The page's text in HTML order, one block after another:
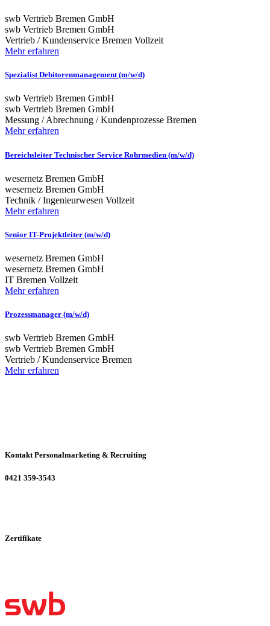
swb Vertrieb Bremen GmbH
swb Vertrieb Bremen GmbH
Vertrieb / Kundenservice Bremen Vollzeit
Mehr erfahren
Spezialist Debitorenmanagement (m/w/d)
swb Vertrieb Bremen GmbH
swb Vertrieb Bremen GmbH
Messung / Abrechnung / Kundenprozesse Bremen
Mehr erfahren
Bereichsleiter Technischer Service Rohrmedien (m/w/d)
wesernetz Bremen GmbH
wesernetz Bremen GmbH
Technik / Ingenieurwesen Vollzeit
Mehr erfahren
Senior IT-Projektleiter (m/w/d)
wesernetz Bremen GmbH
wesernetz Bremen GmbH
IT Bremen Vollzeit
Mehr erfahren
Prozessmanager (m/w/d)
swb Vertrieb Bremen GmbH
swb Vertrieb Bremen GmbH
Vertrieb / Kundenservice Bremen
Mehr erfahren
Kontakt Personalmarketing & Recruiting
0421 359-3543
Zertifikate